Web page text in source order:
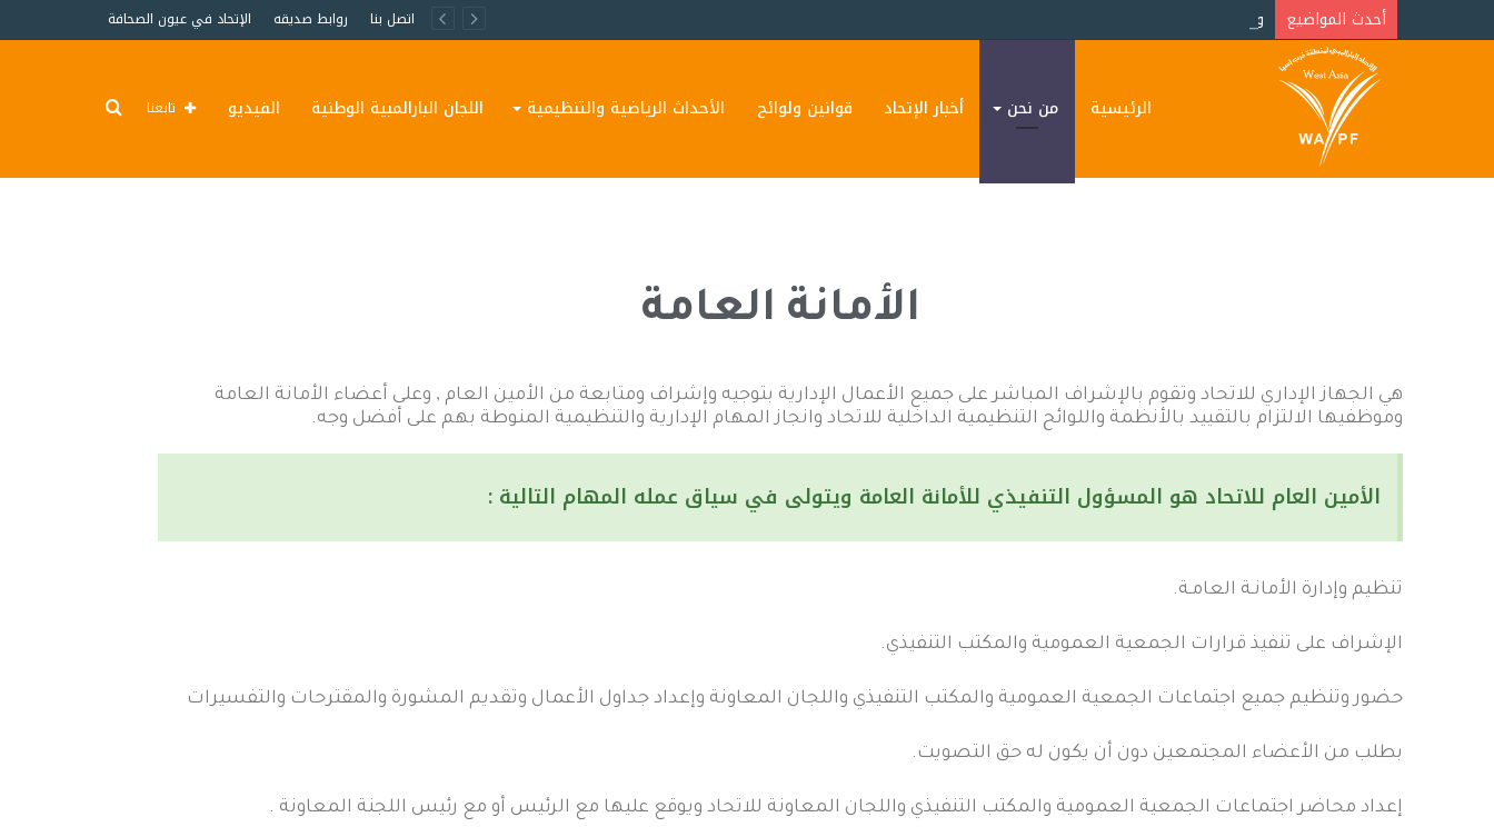
أحدث المواضيع وفاة البطلة البارالمبية الأردنية مها البرغوثي اتصل بنا روابط صديقه الإتحاد في عيون الصحافة
الرئيسية من نحن أخبار الإتحاد قوانين ولوائح الأحداث الرياضية والتنظيمية اللجان البارالمبية الوطنية الفيديو تابعنا
الأمانة العامة
هي الجهاز الإداري للاتحاد وتقوم بالإشراف المباشر على جميع الأعمال الإدارية بتوجيه وإشراف ومتابعة من الأمين العام , وعلى أعضاء الأمانة العامة
وموظفيها الالتزام بالتقييد بالأنظمة واللوائح التنظيمية الداخلية للاتحاد وانجاز المهام الإدارية والتنظيمية المنوطة بهم على أفضل وجه.
الأمين العام للاتحاد هو المسؤول التنفيذي للأمانة العامة ويتولى في سياق عمله المهام التالية :
تنظيم وإدارة الأمانـة العامـة.
الإشراف على تنفيذ قرارات الجمعية العمومية والمكتب التنفيذي.
حضور وتنظيم جميع اجتماعات الجمعية العمومية والمكتب التنفيذي واللجان المعاونة وإعداد جداول الأعمال وتقديم المشورة والمقترحات والتفسيرات
بطلب من الأعضاء المجتمعين دون أن يكون له حق التصويت.
إعداد محاضر اجتماعات الجمعية العمومية والمكتب التنفيذي واللجان المعاونة للاتحاد ويوقع عليها مع الرئيس أو مع رئيس اللجنة المعاونة .